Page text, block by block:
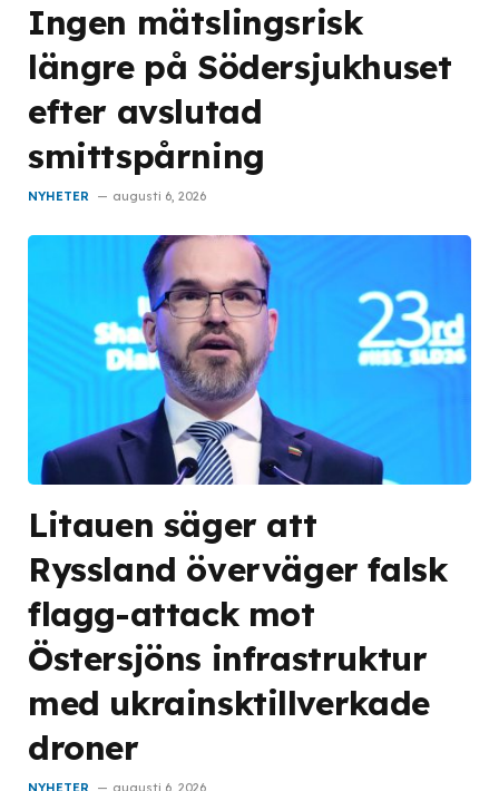
Ingen mätslingsrisk
längre på Södersjukhuset
efter avslutad
smittspårning
NYHETER augusti 6, 2026
Litauen säger att
Ryssland överväger falsk
flagg-attack mot
Östersjöns infrastruktur
med ukrainsktillverkade
droner
NYHETER augusti 6, 2026